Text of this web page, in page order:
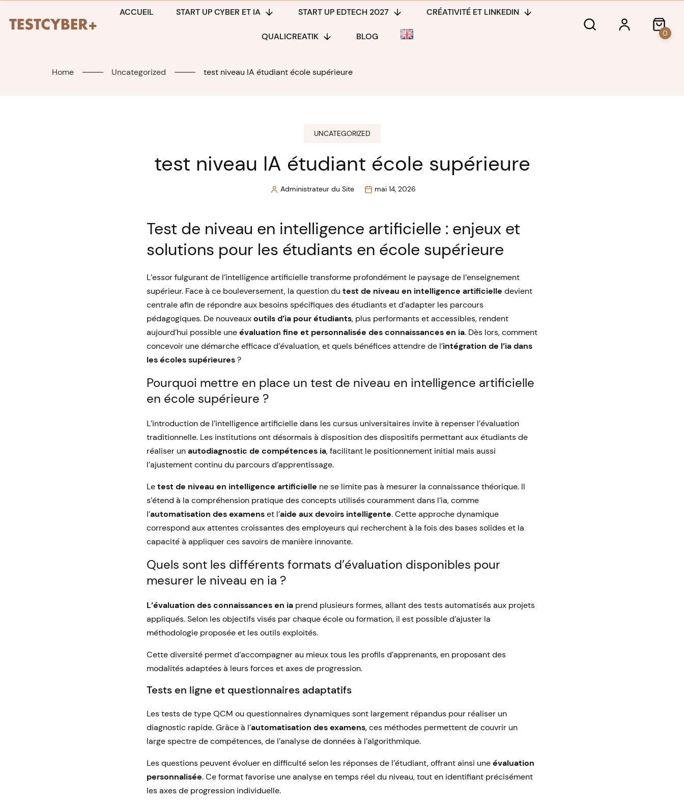
content
ACCUEIL START UP CYBER ET IA START UP EDTECH 2027 CRÉATIVITÉ ET LINKEDIN
QUALICREATIK BLOG 0
Home Uncategorized test niveau IA étudiant école supérieure
UNCATEGORIZED
test niveau IA étudiant école supérieure
PostedAdministrateur du Site mai 14, 2026
Test de niveau en intelligence artificielle : enjeux et
solutions pour les étudiants en école supérieure
L’essor fulgurant de l’intelligence artificielle transforme profondément le paysage de l’enseignement
supérieur. Face à ce bouleversement, la question du test de niveau en intelligence artificielle devient
centrale afin de répondre aux besoins spécifiques des étudiants et d’adapter les parcours
pédagogiques. De nouveauxoutils d’ia pour étudiants, plus performants et accessibles, rendent
aujourd’hui possible uneévaluation fine et personnalisée des connaissances en ia. Dès lors, comment
concevoir une démarche efficace d’évaluation, et quels bénéfices attendre de l’intégration de l’ia dans
les écoles supérieures?
Pourquoi mettre en place un test de niveau en intelligence artificielle
en école supérieure ?
L’introduction de l’intelligence artificielle dans les cursus universitaires invite à repenser l’évaluation
traditionnelle. Les institutions ont désormais à disposition des dispositifs permettant aux étudiants de
réaliser unautodiagnostic de compétences ia, facilitant le positionnement initial mais aussi
l’ajustement continu du parcours d’apprentissage.
Letest de niveau en intelligence artificielle ne se limite pas à mesurer la connaissance théorique. Il
s’étend à la compréhension pratique des concepts utilisés couramment dans l’ia, comme
l’automatisation des examenset l’aide aux devoirs intelligente. Cette approche dynamique
correspond aux attentes croissantes des employeurs qui recherchent à la fois des bases solides et la
capacité à appliquer ces savoirs de manière innovante.
Quels sont les différents formats d’évaluation disponibles pour
mesurer le niveau en ia ?
L’évaluation des connaissances en ia prend plusieurs formes, allant des tests automatisés aux projets
appliqués. Selon les objectifs visés par chaque école ou formation, il est possible d’ajuster la
méthodologie proposée et les outils exploités.
Cette diversité permet d’accompagner au mieux tous les profils d’apprenants, en proposant des
modalités adaptées à leurs forces et axes de progression.
Tests en ligne et questionnaires adaptatifs
Les tests de type QCM ou questionnaires dynamiques sont largement répandus pour réaliser un
diagnostic rapide. Grâce à l’automatisation des examens, ces méthodes permettent de couvrir un
large spectre de compétences, de l’analyse de données à l’algorithmique.
Les questions peuvent évoluer en difficulté selon les réponses de l’étudiant, offrant ainsi uneévaluation
personnalisée. Ce format favorise une analyse en temps réel du niveau, tout en identifiant précisément
les axes de progression individuelle.